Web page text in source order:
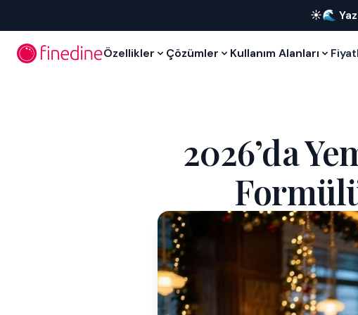
☀️🌊 Yaz
Özellikler Çözümler Kullanım Alanları
2026’da